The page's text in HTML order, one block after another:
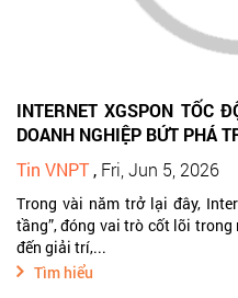
INTERNET XGSPON TỐC
DOANH NGHIỆP BỨT PHÁ
Tin VNPT , Fri, Jun 5, 2026
Trong vài năm trở lại đây,
tầng”, đóng vai trò cốt lõi
đến giải trí,...
Tìm hiểu